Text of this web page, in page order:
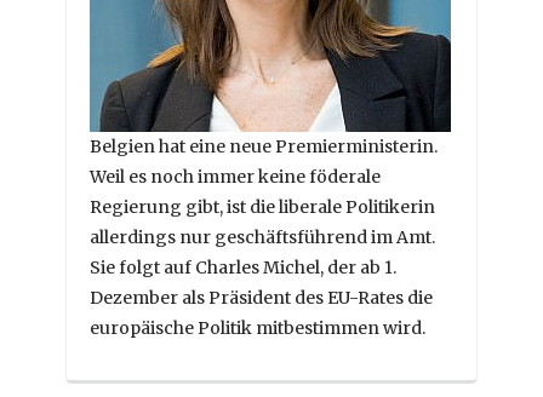
Belgien hat eine neue Premierministerin.
Weil es noch immer keine föderale
Regierung gibt, ist die liberale Politikerin
allerdings nur geschäftsführend im Amt.
Sie folgt auf Charles Michel, der ab 1.
Dezember als Präsident des EU-Rates die
europäische Politik mitbestimmen wird.